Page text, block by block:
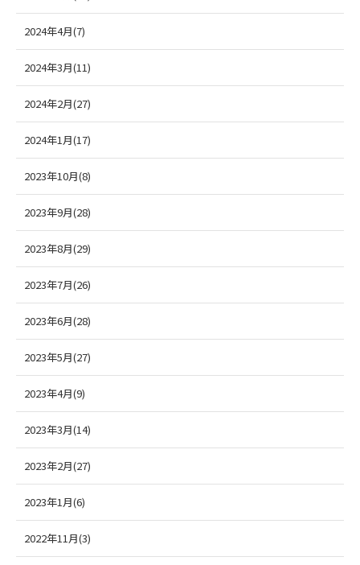
2024年4月(7)
2024年3月(11)
2024年2月(27)
2024年1月(17)
2023年10月(8)
2023年9月(28)
2023年8月(29)
2023年7月(26)
2023年6月(28)
2023年5月(27)
2023年4月(9)
2023年3月(14)
2023年2月(27)
2023年1月(6)
2022年11月(3)